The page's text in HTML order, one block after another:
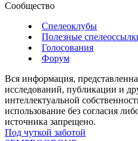
Сообщество
Спелеоклубы
Полезные
Голосования
Форум
Вся информация,
исследований, публикации и
интеллектуальной
использование без согласия
источника запрещено.
Под чуткой заботой